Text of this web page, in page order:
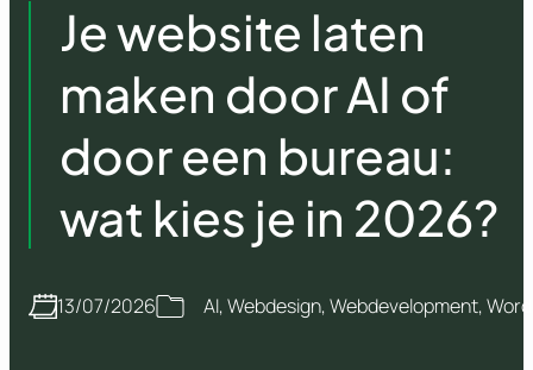
Je website laten
maken door AI of
door een bureau:
wat kies je in 2026?
13/07/2026 AI, Webdesign, Webdevelopment,